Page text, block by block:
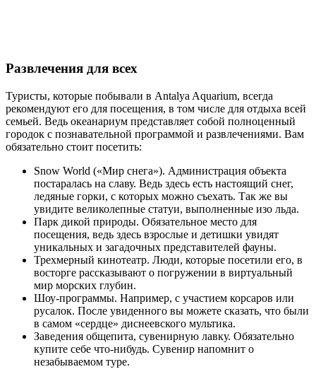
Развлечения для всех
Туристы, которые побывали в Antalya Aquarium, всегда
рекомендуют его для посещения, в том числе для отдыха всей
семьей. Ведь океанариум представляет собой полноценный
городок с познавательной программой и развлечениями. Вам
обязательно стоит посетить:
Snow World («Мир снега»). Администрация объекта
постаралась на славу. Ведь здесь есть настоящий снег,
ледяные горки, с которых можно съехать. Так же вы
увидите великолепные статуи, выполненные изо льда.
Парк дикой природы. Обязательное место для
посещения, ведь здесь взрослые и детишки увидят
уникальных и загадочных представителей фауны.
Трехмерный кинотеатр. Люди, которые посетили его, в
восторге рассказывают о погружении в виртуальный
мир морских глубин.
Шоу-программы. Например, с участием корсаров или
русалок. После увиденного вы можете сказать, что были
в самом «сердце» диснеевского мультика.
Заведения общепита, сувенирную лавку. Обязательно
купите себе что-нибудь. Сувенир напомнит о
незабываемом туре.